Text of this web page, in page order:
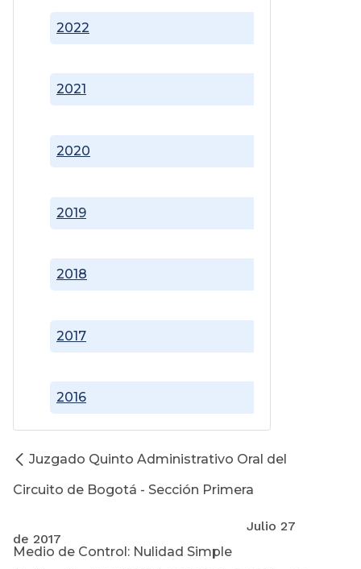
2016
2017
2018
2019
2020
2021
2022
Juzgado Quinto Administrativo Oral del
Circuito de Bogotá - Sección Primera
Julio 27
de 2017
Medio de Control: Nulidad Simple